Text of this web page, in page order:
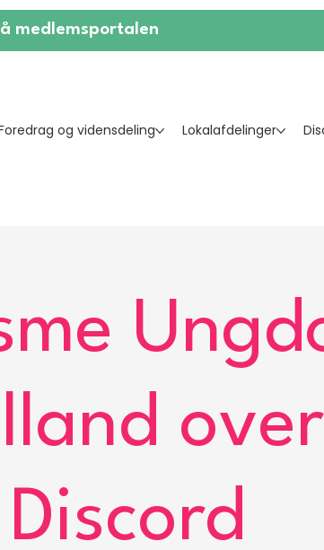
medlemsportalen
og vidensdeling Lokalafdelinger
Discord